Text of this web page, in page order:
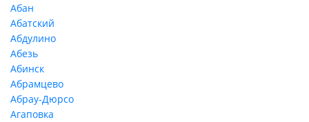
Абан
Абатский
Абдулино
Абезь
Абинск
Абрамцево
Абрау-Дюрсо
Агаповка